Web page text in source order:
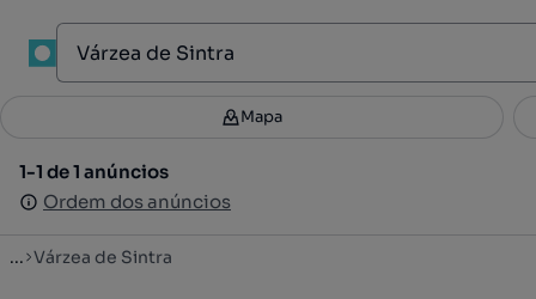
Filtros 3
1-1 de 1 anúncios
Ordem dos anúncios
Mapa
1-1 de 1 anúncios
Ordem dos anúncios
... Várzea de Sintra